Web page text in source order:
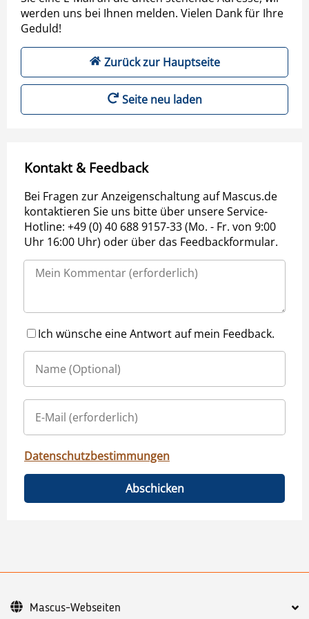
werden uns bei Ihnen melden. Vielen Dank für Ihre
Geduld!
Zurück zur Hauptseite
Seite neu laden
Kontakt & Feedback
Bei Fragen zur Anzeigenschaltung auf Mascus.de
kontaktieren Sie uns bitte über unsere Service-
Hotline: +49 (0) 40 688 9157-33 (Mo. - Fr. von 9:00
Uhr 16:00 Uhr) oder über das Feedbackformular.
Ich wünsche eine Antwort auf mein Feedback.
Datenschutzbestimmungen
Abschicken
Mascus-Webseiten